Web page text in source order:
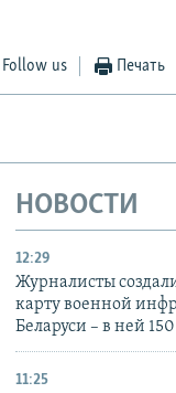
Follow us Печать
НОВОСТИ
12:29
Журналисты
карту военной
Беларуси – в ней
11:25